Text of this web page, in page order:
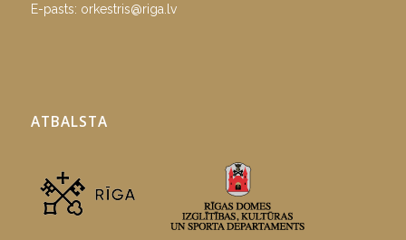
E-pasts: orkestris@riga.lv
ATBALSTA